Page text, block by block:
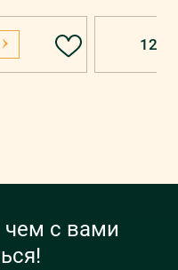
123
чем с вами